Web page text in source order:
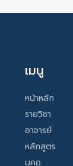
เมนู
หน้าหลัก
รายวิชา
อาจารย์
หลักสูตร
มคอ.